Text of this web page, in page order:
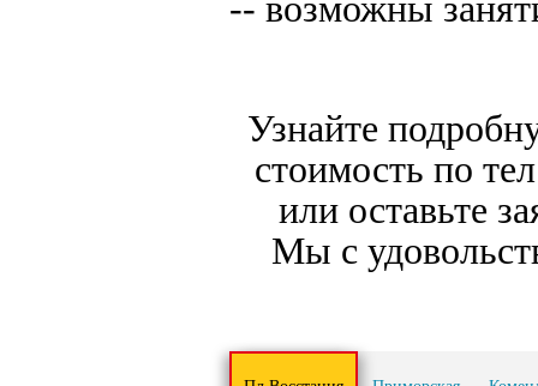
-- возможны
Узнайте
стоимость по
или оставьте
Мы с